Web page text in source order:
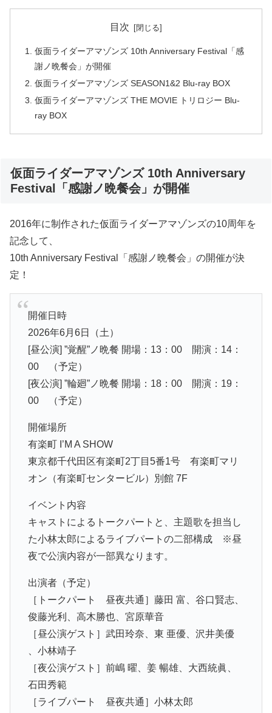
目次
仮面ライダーアマゾンズ 10th Anniversary Festival「感
謝ノ晩餐会」が開催
仮面ライダーアマゾンズ SEASON1&2 Blu-ray BOX
仮面ライダーアマゾンズ THE MOVIE トリロジー Blu-
ray BOX
仮面ライダーアマゾンズ 10th Anniversary
Festival「感謝ノ晩餐会」が開催
2016年に制作された仮面ライダーアマゾンズの10周年を
記念して、
10th Anniversary Festival「感謝ノ晩餐会」の開催が決
定！
開催日時
2026年6月6日（土）
[昼公演] ”覚醒”ノ晩餐 開場：13：00 開演：14：
00 （予定）
[夜公演] ”輪廻”ノ晩餐 開場：18：00 開演：19：
00 （予定）
開催場所
有楽町 I’M A SHOW
東京都千代⽥区有楽町2丁⽬5番1号 有楽町マリ
オン（有楽町センタービル）別館 7F
イベント内容
キャストによるトークパートと、主題歌を担当し
た小林太郎によるライブパートの⼆部構成 ※昼
夜で公演内容が一部異なります。
出演者（予定）
［トークパート 昼夜共通］藤⽥ 富、⾕⼝賢志、
俊藤光利、高木勝也、宮原華⾳
［昼公演ゲスト］武田玲奈、東 亜優、沢井美優
、⼩林靖⼦
［夜公演ゲスト］前嶋 曜、姜 暢雄、大西統眞、
⽯⽥秀範
［ライブパート 昼夜共通］小林太郎